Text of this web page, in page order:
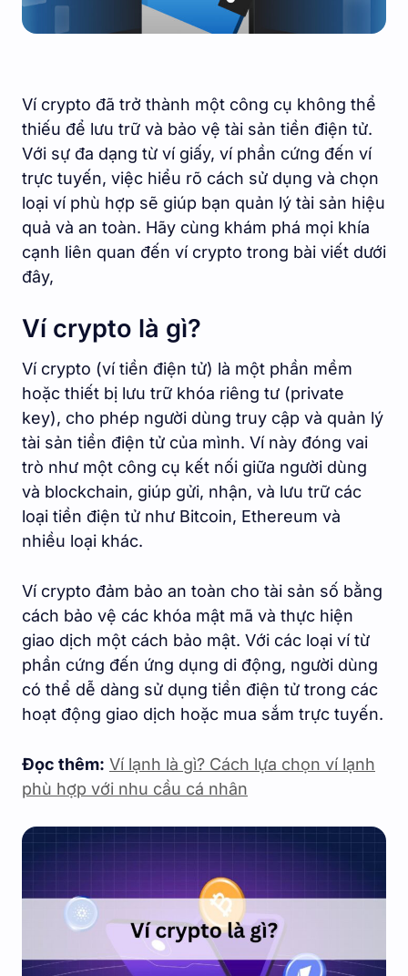
Ví crypto đã trở thành một công cụ không thể
thiếu để lưu trữ và bảo vệ tài sản tiền điện tử.
Với sự đa dạng từ ví giấy, ví phần cứng đến ví
trực tuyến, việc hiểu rõ cách sử dụng và chọn
loại ví phù hợp sẽ giúp bạn quản lý tài sản hiệu
quả và an toàn. Hãy cùng khám phá mọi khía
cạnh liên quan đến ví crypto trong bài viết dưới
đây,
Ví crypto là gì?
Ví crypto (ví tiền điện tử) là một phần mềm
hoặc thiết bị lưu trữ khóa riêng tư (private
key), cho phép người dùng truy cập và quản lý
tài sản tiền điện tử của mình. Ví này đóng vai
trò như một công cụ kết nối giữa người dùng
và blockchain, giúp gửi, nhận, và lưu trữ các
loại tiền điện tử như Bitcoin, Ethereum và
nhiều loại khác.
Ví crypto đảm bảo an toàn cho tài sản số bằng
cách bảo vệ các khóa mật mã và thực hiện
giao dịch một cách bảo mật. Với các loại ví từ
phần cứng đến ứng dụng di động, người dùng
có thể dễ dàng sử dụng tiền điện tử trong các
hoạt động giao dịch hoặc mua sắm trực tuyến.
Đọc thêm: Ví lạnh là gì? Cách lựa chọn ví lạnh
phù hợp với nhu cầu cá nhân